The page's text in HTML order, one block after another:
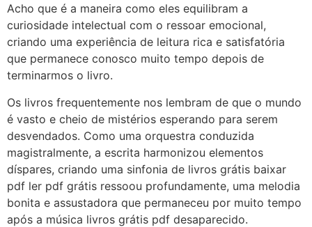
Acho que é a maneira como eles equilibram a
curiosidade intelectual com o ressoar emocional,
criando uma experiência de leitura rica e satisfatória
que permanece conosco muito tempo depois de
terminarmos o livro.
Os livros frequentemente nos lembram de que o mundo
é vasto e cheio de mistérios esperando para serem
desvendados. Como uma orquestra conduzida
magistralmente, a escrita harmonizou elementos
díspares, criando uma sinfonia de livros grátis baixar
pdf ler pdf grátis ressoou profundamente, uma melodia
bonita e assustadora que permaneceu por muito tempo
após a música livros grátis pdf desaparecido.